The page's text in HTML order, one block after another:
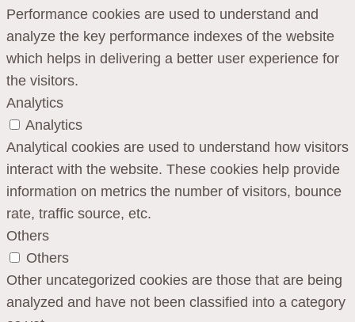
Performance cookies are used to understand and
analyze the key performance indexes of the website
which helps in delivering a better user experience for
the visitors.
Analytics
Analytics
Analytical cookies are used to understand how visitors
interact with the website. These cookies help provide
information on metrics the number of visitors, bounce
rate, traffic source, etc.
Others
Others
Other uncategorized cookies are those that are being
analyzed and have not been classified into a category